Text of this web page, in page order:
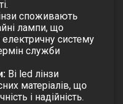
споживають
лампи, що
систему
служби
Bi led лінзи
матеріалів, що
і надійність.